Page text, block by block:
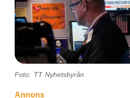
Foto: TT Nyhetsbyrån
Annons